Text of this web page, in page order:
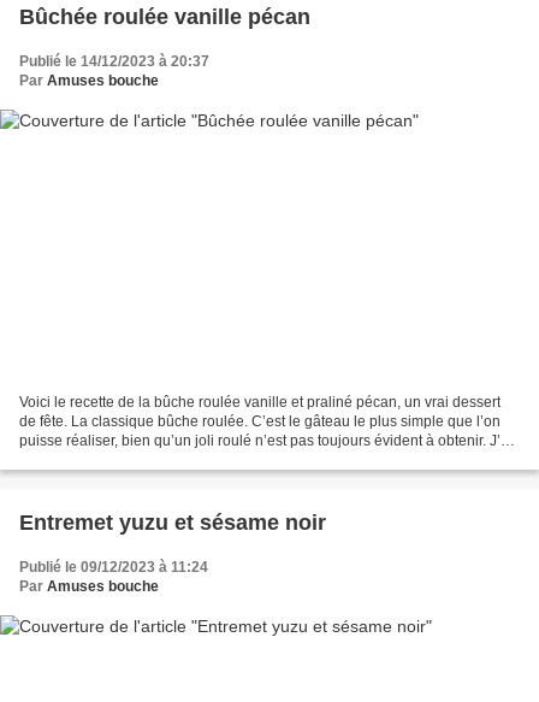
Bûchée roulée vanille pécan
Publié le 14/12/2023 à 20:37
Par Amuses bouche
Voici le recette de la bûche roulée vanille et praliné pécan, un vrai dessert
de fête. La classique bûche roulée. C’est le gâteau le plus simple que l’on
puisse réaliser, bien qu’un joli roulé n’est pas toujours évident à obtenir. J’ai
Entremet yuzu et sésame noir
Publié le 09/12/2023 à 11:24
Par Amuses bouche